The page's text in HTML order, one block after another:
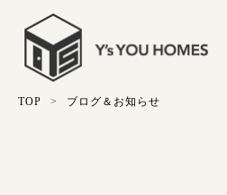
TOP ブログ＆お知らせ